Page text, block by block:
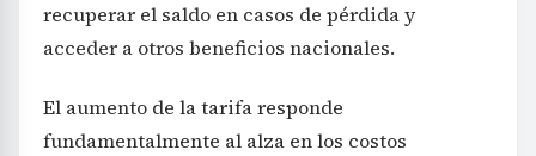
recuperar el saldo en casos de pérdida y
acceder a otros beneficios nacionales.
El aumento de la tarifa responde
fundamentalmente al alza en los costos